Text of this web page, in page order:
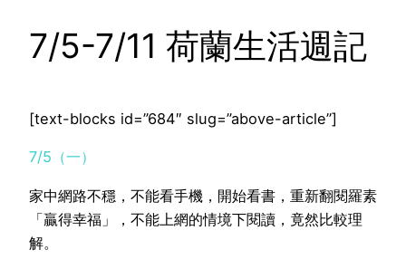
7/5-7/11 荷蘭生活週記
[text-blocks id=”684″ slug=”above-article”]
7/5（一）
家中網路不穩，不能看手機，開始看書，重新翻閱羅素
「贏得幸福」，不能上網的情境下閱讀，竟然比較理
解。